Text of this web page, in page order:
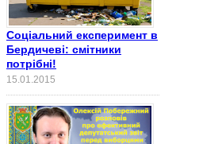
Соціальний експеримент в
Бердичеві: смітники
потрібні!
15.01.2015